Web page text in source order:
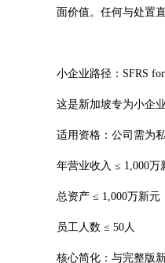
面价值。任何与处置
小企业路径：SFRS
这是新加坡专为小企
适用资格：公司需为
年营业收入 ≤ 1,000万
总资产 ≤ 1,000万新元
员工人数 ≤ 50人
核心简化：与完整版